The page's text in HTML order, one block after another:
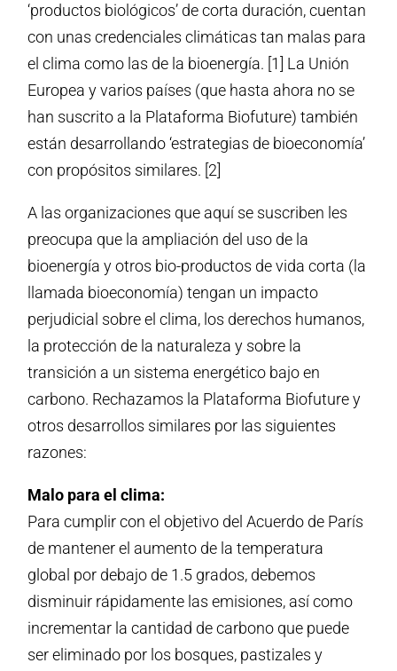
‘productos biológicos’ de corta duración, cuentan
con unas credenciales climáticas tan malas para
el clima como las de la bioenergía. [1] La Unión
Europea y varios países (que hasta ahora no se
han suscrito a la Plataforma Biofuture) también
están desarrollando ‘estrategias de bioeconomía’
con propósitos similares. [2]
A las organizaciones que aquí se suscriben les
preocupa que la ampliación del uso de la
bioenergía y otros bio-productos de vida corta (la
llamada bioeconomía) tengan un impacto
perjudicial sobre el clima, los derechos humanos,
la protección de la naturaleza y sobre la
transición a un sistema energético bajo en
carbono. Rechazamos la Plataforma Biofuture y
otros desarrollos similares por las siguientes
razones:
Malo para el clima:
Para cumplir con el objetivo del Acuerdo de París
de mantener el aumento de la temperatura
global por debajo de 1.5 grados, debemos
disminuir rápidamente las emisiones, así como
incrementar la cantidad de carbono que puede
ser eliminado por los bosques, pastizales y